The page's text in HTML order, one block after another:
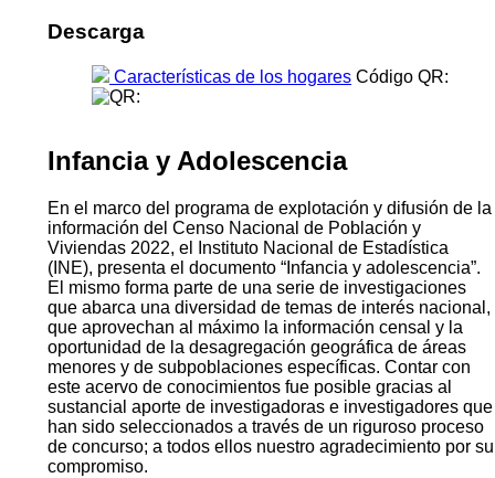
Descarga
Características de los hogares Código QR:
Infancia y Adolescencia
En el marco del programa de explotación y difusión de la
información del Censo Nacional de Población y
Viviendas 2022, el Instituto Nacional de Estadística
(INE), presenta el documento “Infancia y adolescencia”.
El mismo forma parte de una serie de investigaciones
que abarca una diversidad de temas de interés nacional,
que aprovechan al máximo la información censal y la
oportunidad de la desagregación geográfica de áreas
menores y de subpoblaciones específicas. Contar con
este acervo de conocimientos fue posible gracias al
sustancial aporte de investigadoras e investigadores que
han sido seleccionados a través de un riguroso proceso
de concurso; a todos ellos nuestro agradecimiento por su
compromiso.